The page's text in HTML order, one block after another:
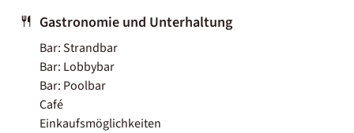
Gastronomie und Unterhaltung
Bar: Strandbar
Bar: Lobbybar
Bar: Poolbar
Café
Einkaufsmöglichkeiten